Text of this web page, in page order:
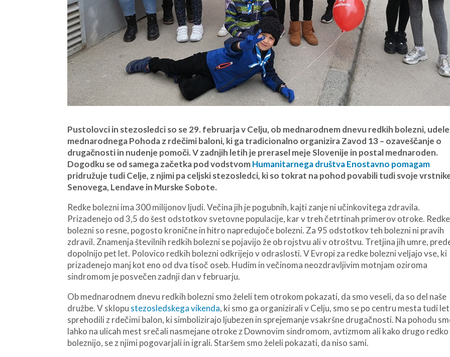
Pustolovci in stezosledci so se 29. februarja v Celju, ob mednarodnem dnevu redkih bolezni,
mednarodnega Pohoda z rdečimi baloni, ki ga tradicionalno organizira Zavod 13 – ozaveščanje o
drugačnosti in nudenje pomoči. V zadnjih letih je prerasel meje Slovenije in postal mednaroden.
Dogodku se od samega začetka pod vodstvomHumanitarnega društva Enostavno pomagam
pridružuje tudi Celje, z njimi pa celjski stezosledci, ki so tokrat na pohod povabili tudi svoje
Senovega, Lendave in Murske Sobote.
Redke bolezni ima 300 milijonov ljudi.Večina jih je pogubnih, kajti zanje ni učinkovitega zdravila.
Prizadenejo od 3,5 do šest odstotkov svetovne populacije, kar v treh četrtinah primerov otroke. Redke
bolezni so resne, pogosto kronične in hitro napredujoče bolezni. Za 95 odstotkov teh bolezni ni pravih
zdravil. Znamenja številnih redkih bolezni se pojavijo že ob rojstvu ali v otroštvu. Tretjina jih umre,
dopolnijo pet let. Polovico redkih bolezni odkrijejo v odraslosti. V Evropi za redke bolezni veljajo vse, ki
prizadenejo manj kot eno od dva tisoč oseb. Hudim in večinoma neozdravljivim motnjam oziroma
sindromom je posvečen zadnji dan v februarju.
Ob mednarodnem dnevu redkih bolezni smo želeli tem otrokom pokazati, da smo veseli, da so del naše
družbe. V sklopu stezosledskega vikenda, ki smo ga organizirali v Celju, smo se po centru mesta tudi
sprehodili z rdečimi balon, ki simbolizirajo ljubezen in sprejemanje vsakršne drugačnosti. Na pohodu
lahko na ulicah mest srečali nasmejane otroke z Downovim sindromom, avtizmom ali kako drugo redko
boleznijo, se z njimi pogovarjali in igrali. Staršem smo želeli pokazati, da niso sami.